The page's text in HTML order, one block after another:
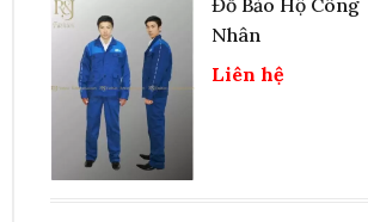
Đồ Bảo Hộ Công
Nhân
Liên hệ